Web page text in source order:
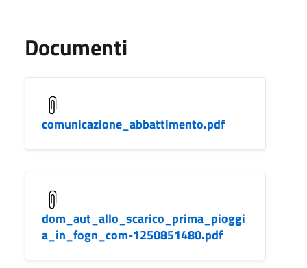
Documenti
comunicazione_abbattimento.pdf
dom_aut_allo_scarico_prima_pioggi
a_in_fogn_com-1250851480.pdf